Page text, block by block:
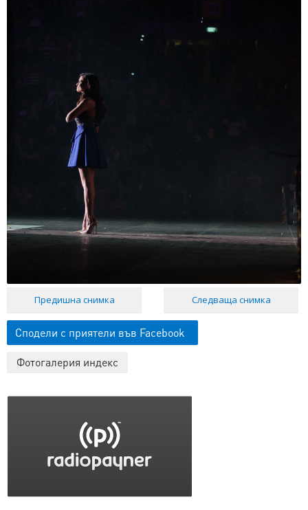
Предишна снимка Следваща снимка
Сподели с приятели във Facebook
Фотогалерия индекс